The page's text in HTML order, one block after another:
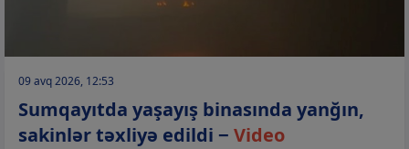
09 avq 2026, 12:53
Sumqayıtda yaşayış binasında yanğın,
sakinlər təxliyə edildi − Video